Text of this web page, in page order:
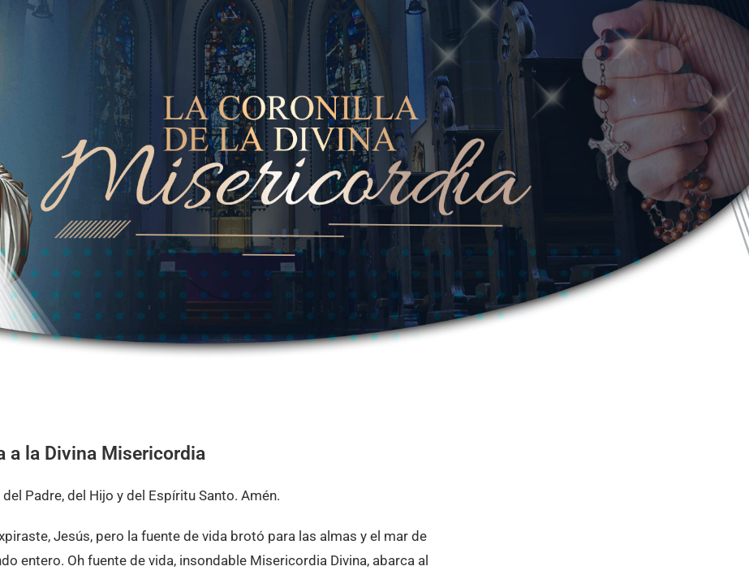
a la Divina Misericordia
Padre, del Hijo y del Espíritu Santo. Amén.
Jesús, pero la fuente de vida brotó para las almas y el mar de
entero. Oh fuente de vida, insondable Misericordia Divina, abarca al